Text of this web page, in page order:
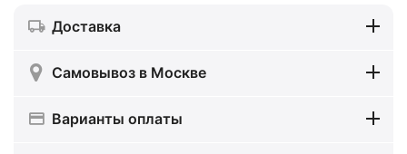
Доставка
Самовывоз в Москве
Варианты оплаты